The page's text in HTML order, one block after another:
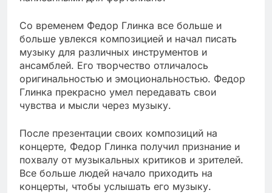
Со временем Федор Глинка все больше и
больше увлекся композицией и начал писать
музыку для различных инструментов и
ансамблей. Его творчество отличалось
оригинальностью и эмоциональностью. Федор
Глинка прекрасно умел передавать свои
чувства и мысли через музыку.
После презентации своих композиций на
концерте, Федор Глинка получил признание и
похвалу от музыкальных критиков и зрителей.
Все больше людей начало приходить на
концерты, чтобы услышать его музыку.